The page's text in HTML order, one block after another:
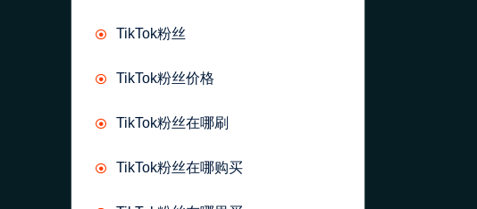
TikTok粉丝
TikTok粉丝价格
TikTok粉丝在哪刷
TikTok粉丝在哪购买